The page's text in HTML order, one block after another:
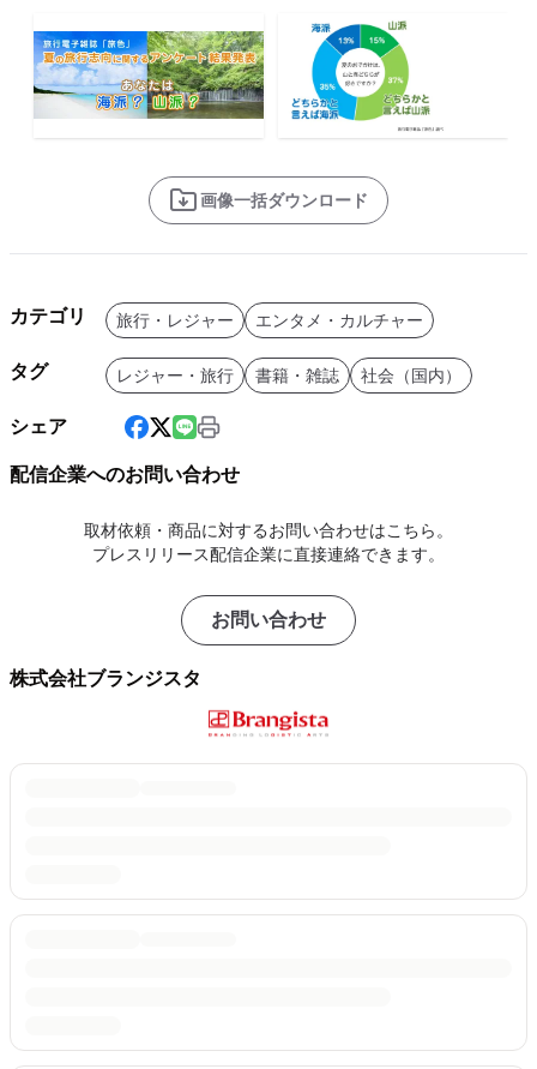
画像一括ダウンロード
カテゴリ 旅行・レジャー エンタメ・カルチャー
タグ レジャー・旅行 書籍・雑誌 社会（国内）
シェア
配信企業へのお問い合わせ
取材依頼・商品に対するお問い合わせはこちら。
プレスリリース配信企業に直接連絡できます。
お問い合わせ
株式会社ブランジスタ